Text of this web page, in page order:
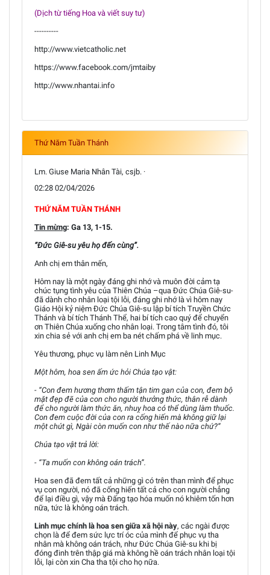
(Dịch từ tiếng Hoa và viết suy tư)
----------
http://www.vietcatholic.net
https://www.facebook.com/jmtaiby
http://www.nhantai.info
Thứ Năm Tuần Thánh
Lm. Giuse Maria Nhân Tài, csjb. ·
02:28 02/04/2026
THỨ NĂM TUẦN THÁNH
Tin mừng: Ga 13, 1-15.
“Đức Giê-su yêu họ đến cùng”.
Anh chị em thân mến,
Hôm nay là một ngày đáng ghi nhớ và muôn đời cảm tạ
chúc tụng tình yêu của Thiên Chúa –qua Đức Chúa Giê-su-
đã dành cho nhân loại tội lỗi, đáng ghi nhớ là vì hôm nay
Giáo Hội kỷ niệm Đức Chúa Giê-su lập bí tích Truyền Chức
Thánh và bí tích Thánh Thể, hai bí tích cao quý để chuyển
ơn Thiên Chúa xuống cho nhân loại. Trong tâm tình đó, tôi
xin chia sẻ với anh chị em ba nét chấm phá về linh mục.
Yêu thương, phục vụ làm nên Linh Mục
Một hôm, hoa sen ấm ức hỏi Chúa tạo vật:
- “Con đem hương thơm thấm tận tim gan của con, đem bộ
mặt đẹp đẽ của con cho người thưởng thức, thân rễ dành
để cho người làm thức ăn, nhuỵ hoa có thể dùng làm thuốc.
Con đem cuộc đời của con ra cống hiến mà không giữ lại
một chút gì, Ngài còn muốn con như thế nào nữa chứ?”
Chúa tạo vật trả lời:
- “Ta muốn con không oán trách”.
Hoa sen đã đem tất cả những gì có trên than mình để phục
vụ con người, nó đã cống hiến tất cả cho con người chẳng
để lại điều gì, vậy mà Đấng tạo hóa muốn nó khiêm tốn hơn
nữa, tức là không oán trách.
Linh mục chính là hoa sen giữa xã hội này, các ngài được
chọn là để đem sức lực trí óc của mình để phục vụ tha
nhân mà không oán trách, như Đức Chúa Giê-su khi bị
đóng đinh trên thập giá mà không hề oán trách nhân loại tội
lỗi, lại còn xin Cha tha tội cho họ nữa.